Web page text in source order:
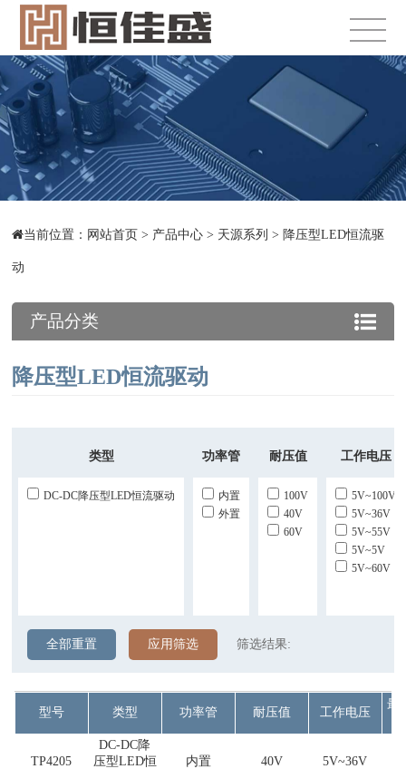
当前位置： 网站首页 > 产品中心 > 天源系列 > 降压型LED恒流驱
动
产品分类
降压型LED恒流驱动
类型 功率管 耐压值 工作电压
DC-DC降压型LED恒流驱动
内置
外置
100V
40V
60V
5V~100V
5V~36V
5V~55V
5V~5V
5V~60V
全部重置 应用筛选 筛选结果:
型号 类型 功率管 耐压值 工作电压
最
TP4205
DC-DC降
压型LED恒
内置 40V 5V~36V